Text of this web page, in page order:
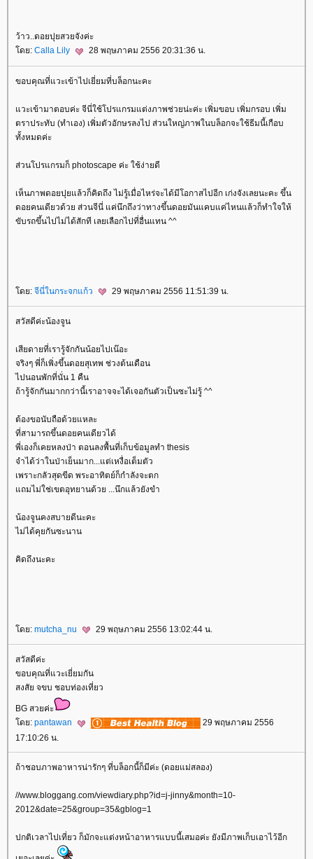
ว้าว..ดอยปุยสวยจังค่ะ
ดย: Calla Lily 28 พฤษภาคม 2556 20:31:36 น.
ขอบคุณที่แวะเข้าไปเยี่ยมที่บล็อกนะคะ
วะเข้ามาตอบค่ะ จีนี่ใช้โปรแกรมแต่งภาพช่วยน่ะค่ะ เพิ่มขอบ เพิ่มกรอบ เพิ่ม
ตราประทับ (ทำเอง) เพิ่มตัวอักษรลงไป ส่วนใหญ่ภาพในบล็อกจะใช้ธีมนี้เกือบ
ทั้งหมดค่ะ
ส่วนโปรแกรมก็ photoscape ค่ะ ใช้ง่ายดี
เห็นภาพดอยปุยแล้วก็คิดถึง ไม่รู้เมื่อไหร่จะได้มีโอกาสไปอีก เก่งจังเลยนะคะ ขึ้น
ดอยคนเดียวด้วย ส่วนจีนี่ แค่นึกถึงว่าทางขึ้นดอยมันแคบแค่ไหนแล้วก็ทำใจให้
ขับรถขึ้นไปไม่ได้สักที เลยเลือกไปที่อื่นแทน ^^
ดย: จีนี่ในกระจกแก้ว 29 พฤษภาคม 2556 11:51:39 น.
สวัสดีค่ะน้องจูน
เสียดายที่เรารู้จักกันน้อยไปเน๊อะ
จริงๆ พี่ก็เพิ่งขึ้นดอยสุเทพ ช่วงต้นเดือน
ไปนอนพักที่นั่น 1 คืน
ถ้ารู้จักกันมากกว่านี้เราอาจจะได้เจอกันตัวเป็นซะไม่รู้ ^^
ต้องขอนับถือด้วยแหละ
ที่สามารถขึ้นดอยคนเดียวได้
พี่เองก็เคยหลงป่า ตอนลงพื้นที่เก็บข้อมูลทำ thesis
จำได้ว่าในป่าเย็นมาก...แต่เหงื่อเต็มตัว
เพราะกลัวสุดขีด พระอาทิตย์ก็กำลังจะตก
ถมไม่ใช่เขตอุทยานด้วย ...นึกแล้วยังขำ
น้องจูนคงสบายดีนะคะ
ไม่ได้คุยกันซะนาน
คิดถึงนะคะ
ดย: mutcha_nu 29 พฤษภาคม 2556 13:02:44 น.
สวัสดีค่ะ
ขอบคุณที่แวะเยี่ยมกัน
สงสัย จขบ ชอบท่องเที่ยว
BG สวยค่ะ
ดย: pantawan
29 พฤษภาคม 2556
17:10:26 น.
ถ้าชอบภาพอาหารน่ารักๆ ที่บล็อกนี้ก็มีค่ะ (ดอยแม่สลอง)
//www.bloggang.com/viewdiary.php?id=j-jinny&month=10-
2012&date=25&group=35&gblog=1
ปกติเวลาไปเที่ยว ก็มักจะแต่งหน้าอาหารแบบนี้เสมอค่ะ ยังมีภาพเก็บเอาไว้อีก